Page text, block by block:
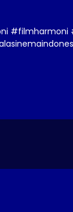
#filmharmoni